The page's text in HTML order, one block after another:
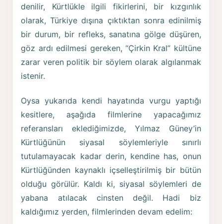
denilir, Kürtlükle ilgili fikirlerini, bir kızgınlık
olarak, Türkiye dışına çıktıktan sonra edinilmiş
bir durum, bir refleks, sanatına gölge düşüren,
göz ardı edilmesi gereken, “Çirkin Kral” kültüne
zarar veren politik bir söylem olarak algılanmak
istenir.
Oysa yukarıda kendi hayatında vurgu yaptığı
kesitlere, aşağıda filmlerine yapacağımız
referansları eklediğimizde, Yılmaz Güney’in
Kürtlüğünün siyasal söylemleriyle sınırlı
tutulamayacak kadar derin, kendine has, onun
Kürtlüğünden kaynaklı içselleştirilmiş bir bütün
olduğu görülür. Kaldı ki, siyasal söylemleri de
yabana atılacak cinsten değil. Hadi biz
kaldığımız yerden, filmlerinden devam edelim: